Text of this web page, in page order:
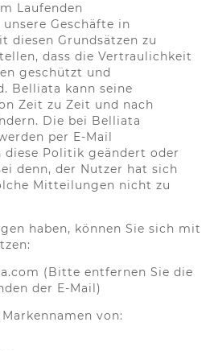
Laufenden
Geschäfte in
diesen Grundsätzen zu
dass die Vertraulichkeit
geschützt und
Belliata kann seine
Zeit zu Zeit und nach
Die bei Belliata
per E-Mail
Politik geändert oder
denn, der Nutzer hat sich
Mitteilungen nicht zu
haben, können Sie sich mit
(Bitte entfernen Sie die
der E-Mail)
von: